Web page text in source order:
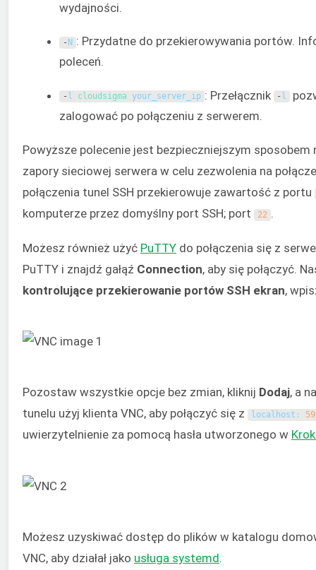
wydajności.
- N : Przydatne do przekierowywania portów.
poleceń.
- l cloudsigma your_server_ip : Przełącznik - l
zalogować po połączeniu z serwerem.
Powyższe polecenie jest bezpieczniejszym sposobem
zapory sieciowej serwera w celu zezwolenia na
połączenia tunel SSH przekierowuje zawartość z portu
komputerze przez domyślny port SSH; port
22 .
Możesz również użyć PuTTY do połączenia się z
PuTTY i znajdź gałąź Connection, aby się połączyć.
kontrolujące przekierowanie portów SSH ekran,
Pozostaw wszystkie opcje bez zmian, kliknij Dodaj, a
tunelu użyj klienta VNC, aby połączyć się z
localhost :
uwierzytelnienie za pomocą hasła utworzonego w
Możesz uzyskiwać dostęp do plików w katalogu
VNC, aby działał jako usługa systemd.